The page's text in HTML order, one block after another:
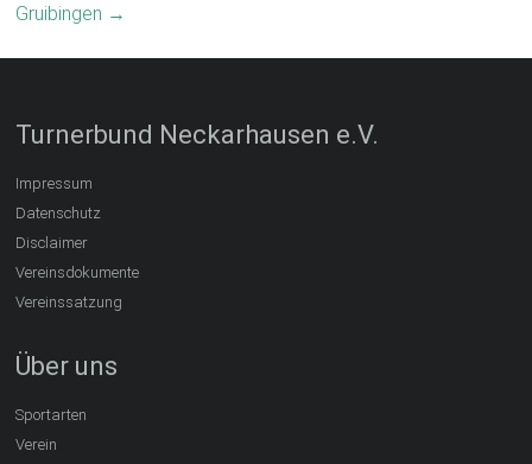
Gruibingen →
Turnerbund Neckarhausen e.V.
Impressum
Datenschutz
Disclaimer
Vereinsdokumente
Vereinssatzung
Über uns
Sportarten
Verein